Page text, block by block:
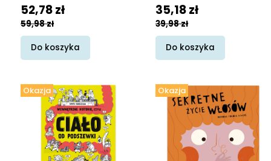
Cena promocyjna
52,78 zł
59,98 zł
Do koszyka
Cena promocyjna
35,18 zł
39,98 zł
Do koszyka
Okazja Okazja